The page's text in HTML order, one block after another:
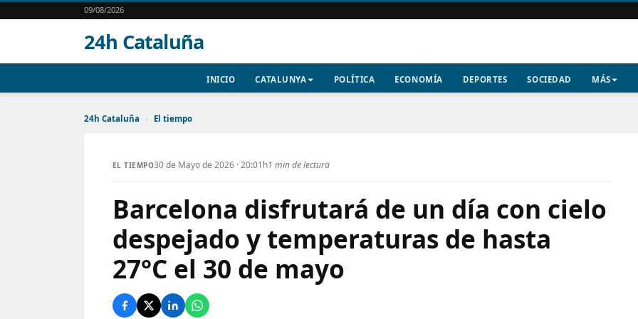
09/08/2026
24h Cataluña
INICIO CATALUNYA POLÍTICA ECONOMÍA DEPORTES SOCIEDAD MÁS
24h Cataluña › El tiempo
EL TIEMPO30 de Mayo de 2026 · 20:01h1 min de lectura
Barcelona disfrutará de un día con cielo
despejado y temperaturas de hasta
27°C el 30 de mayo